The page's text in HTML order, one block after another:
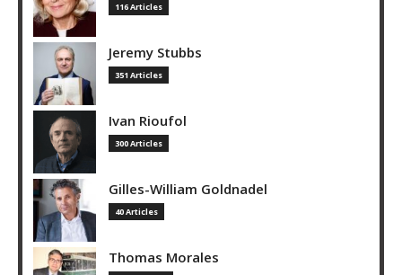
116 Articles
Jeremy Stubbs
351 Articles
Ivan Rioufol
300 Articles
Gilles-William Goldnadel
40 Articles
Thomas Morales